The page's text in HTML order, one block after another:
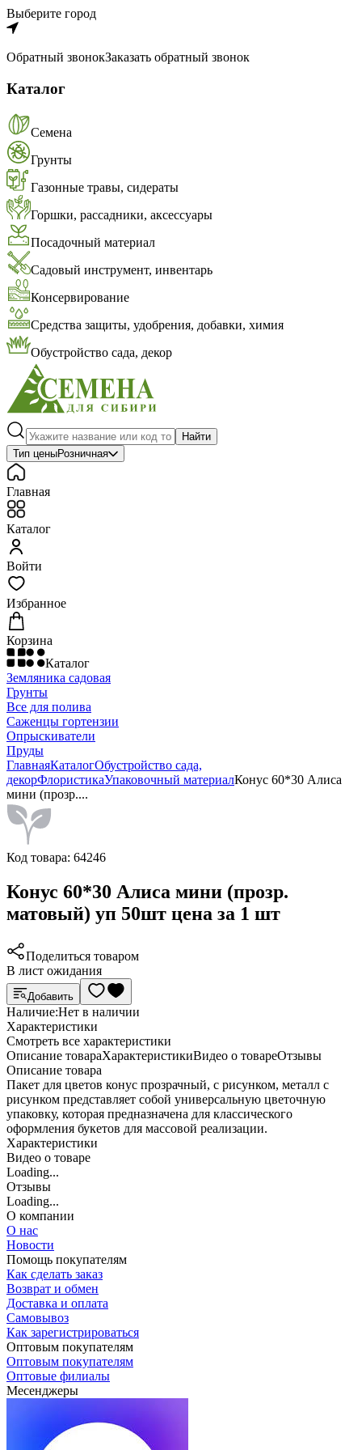
Выберите город
Обратный звонокЗаказать обратный звонок
Каталог
Семена
Грунты
Газонные травы, сидераты
Горшки, рассадники, аксессуары
Посадочный материал
Садовый инструмент, инвентарь
Консервирование
Средства защиты, удобрения, добавки, химия
Обустройство сада, декор
Найти
Тип ценыРозничная
Главная
Каталог
Войти
Избранное
Корзина
Каталог
Земляника садовая
Грунты
Все для полива
Саженцы гортензии
Опрыскиватели
Пруды
ГлавнаяКаталогОбустройство сада,
декорФлористикаУпаковочный материалКонус 60*30 Алиса
мини (прозр....
Код товара: 64246
Конус 60*30 Алиса мини (прозр.
матовый) уп 50шт цена за 1 шт
Поделиться товаром
В лист ожидания
Добавить
Наличие:Нет в наличии
Характеристики
Cмотреть все характеристики
Описание товараХарактеристикиВидео о товареОтзывы
Описание товара
Пакет для цветов конус прозрачный, с рисунком, металл с
рисунком представляет собой универсальную цветочную
упаковку, которая предназначена для классического
оформления букетов для массовой реализации.
Характеристики
Видео о товаре
Loading...
Отзывы
Loading...
О компании
О нас
Новости
Помощь покупателям
Как сделать заказ
Возврат и обмен
Доставка и оплата
Самовывоз
Как зарегистрироваться
Оптовым покупателям
Оптовым покупателям
Оптовые филиалы
Месенджеры